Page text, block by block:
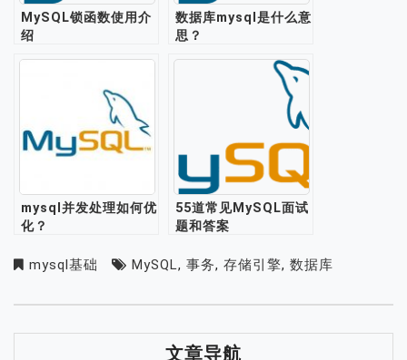
MySQL锁函数使用介
绍
数据库mysql是什么意
思？
mysql并发处理如何优
化？
55道常见MySQL面试
题和答案
mysql基础 MySQL, 事务, 存储引擎, 数据库
文章导航